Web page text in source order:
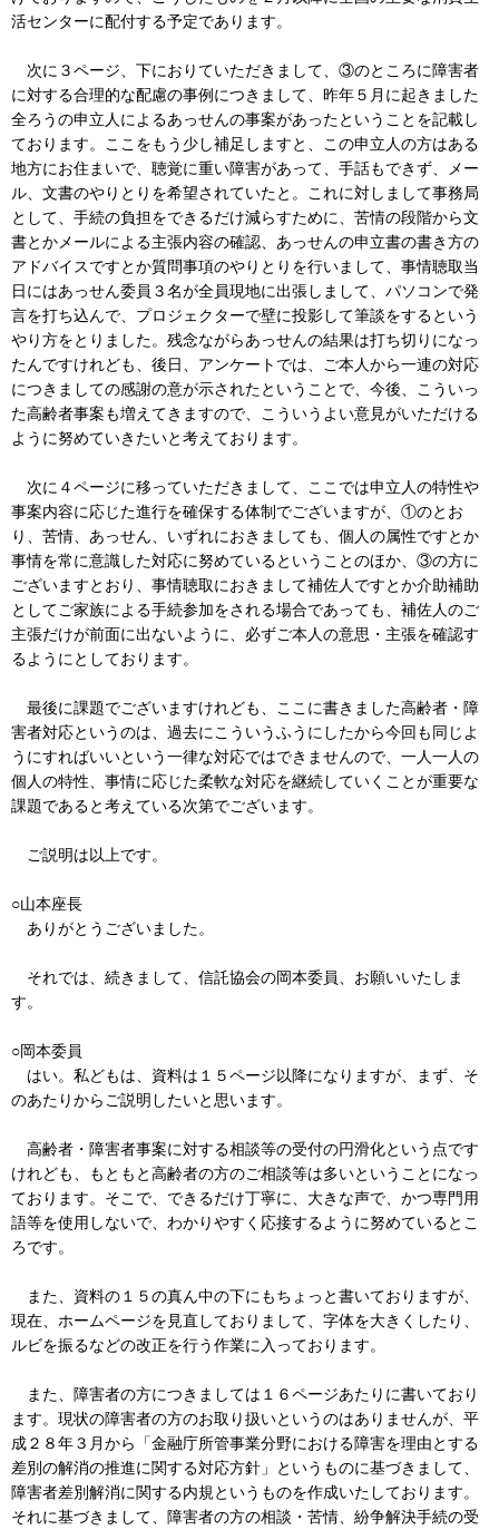
活センターに配付する予定であります。
次に３ページ、下におりていただきまして、③のところに障害者
に対する合理的な配慮の事例につきまして、昨年５月に起きました
全ろうの申立人によるあっせんの事案があったということを記載し
ております。ここをもう少し補足しますと、この申立人の方はある
地方にお住まいで、聴覚に重い障害があって、手話もできず、メー
ル、文書のやりとりを希望されていたと。これに対しまして事務局
として、手続の負担をできるだけ減らすために、苦情の段階から文
書とかメールによる主張内容の確認、あっせんの申立書の書き方の
アドバイスですとか質問事項のやりとりを行いまして、事情聴取当
日にはあっせん委員３名が全員現地に出張しまして、パソコンで発
言を打ち込んで、プロジェクターで壁に投影して筆談をするという
やり方をとりました。残念ながらあっせんの結果は打ち切りになっ
たんですけれども、後日、アンケートでは、ご本人から一連の対応
につきましての感謝の意が示されたということで、今後、こういっ
た高齢者事案も増えてきますので、こういうよい意見がいただける
ように努めていきたいと考えております。
次に４ページに移っていただきまして、ここでは申立人の特性や
事案内容に応じた進行を確保する体制でございますが、①のとお
り、苦情、あっせん、いずれにおきましても、個人の属性ですとか
事情を常に意識した対応に努めているということのほか、③の方に
ございますとおり、事情聴取におきまして補佐人ですとか介助補助
としてご家族による手続参加をされる場合であっても、補佐人のご
主張だけが前面に出ないように、必ずご本人の意思・主張を確認す
るようにとしております。
最後に課題でございますけれども、ここに書きました高齢者・障
害者対応というのは、過去にこういうふうにしたから今回も同じよ
うにすればいいという一律な対応ではできませんので、一人一人の
個人の特性、事情に応じた柔軟な対応を継続していくことが重要な
課題であると考えている次第でございます。
ご説明は以上です。
○山本座長
ありがとうございました。
それでは、続きまして、信託協会の岡本委員、お願いいたしま
す。
○岡本委員
はい。私どもは、資料は１５ページ以降になりますが、まず、そ
のあたりからご説明したいと思います。
高齢者・障害者事案に対する相談等の受付の円滑化という点です
けれども、もともと高齢者の方のご相談等は多いということになっ
ております。そこで、できるだけ丁寧に、大きな声で、かつ専門用
語等を使用しないで、わかりやすく応接するように努めているとこ
ろです。
また、資料の１５の真ん中の下にもちょっと書いておりますが、
現在、ホームページを見直しておりまして、字体を大きくしたり、
ルビを振るなどの改正を行う作業に入っております。
また、障害者の方につきましては１６ページあたりに書いており
ます。現状の障害者の方のお取り扱いというのはありませんが、平
成２８年３月から「金融庁所管事業分野における障害を理由とする
差別の解消の推進に関する対応方針」というものに基づきまして、
障害者差別解消に関する内規というものを作成いたしております。
それに基づきまして、障害者の方の相談・苦情、紛争解決手続の受